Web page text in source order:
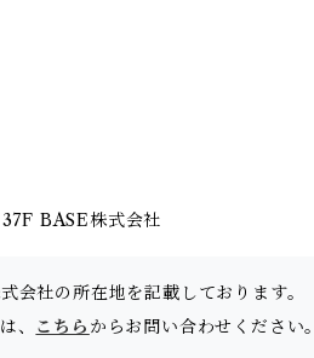
BASE株式会社
社の所在地を記載しております。
、 こちら からお問い合わせください。